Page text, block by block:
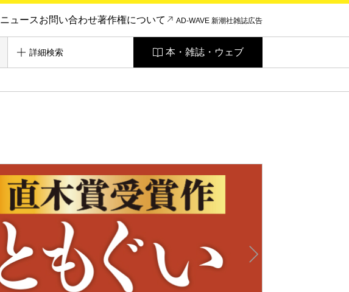
ニュースお問い合わせ著作権について AD-WAVE 新潮社雑誌広告
詳細検索 本・雑誌・ウェブ